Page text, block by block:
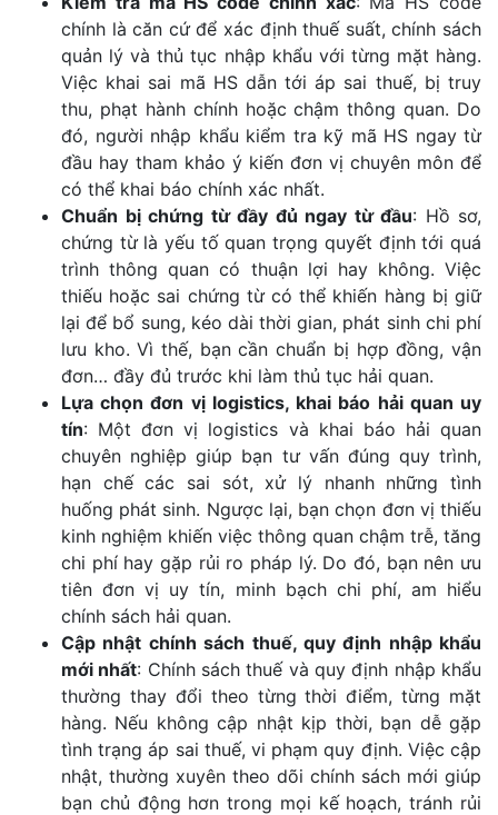
chính là căn cứ để xác định thuế suất, chính sách
quản lý và thủ tục nhập khẩu với từng mặt hàng.
Việc khai sai mã HS dẫn tới áp sai thuế, bị truy
thu, phạt hành chính hoặc chậm thông quan. Do
đó, người nhập khẩu kiểm tra kỹ mã HS ngay từ
đầu hay tham khảo ý kiến đơn vị chuyên môn để
có thể khai báo chính xác nhất.
Chuẩn bị chứng từ đầy đủ ngay từ đầu: Hồ sơ,
chứng từ là yếu tố quan trọng quyết định tới quá
trình thông quan có thuận lợi hay không. Việc
thiếu hoặc sai chứng từ có thể khiến hàng bị giữ
lại để bổ sung, kéo dài thời gian, phát sinh chi phí
lưu kho. Vì thế, bạn cần chuẩn bị hợp đồng, vận
đơn… đầy đủ trước khi làm thủ tục hải quan.
Lựa chọn đơn vị logistics, khai báo hải quan uy
tín: Một đơn vị logistics và khai báo hải quan
chuyên nghiệp giúp bạn tư vấn đúng quy trình,
hạn chế các sai sót, xử lý nhanh những tình
huống phát sinh. Ngược lại, bạn chọn đơn vị thiếu
kinh nghiệm khiến việc thông quan chậm trễ, tăng
chi phí hay gặp rủi ro pháp lý. Do đó, bạn nên ưu
tiên đơn vị uy tín, minh bạch chi phí, am hiểu
chính sách hải quan.
Cập nhật chính sách thuế, quy định nhập khẩu
mới nhất: Chính sách thuế và quy định nhập khẩu
thường thay đổi theo từng thời điểm, từng mặt
hàng. Nếu không cập nhật kịp thời, bạn dễ gặp
tình trạng áp sai thuế, vi phạm quy định. Việc cập
nhật, thường xuyên theo dõi chính sách mới giúp
bạn chủ động hơn trong mọi kế hoạch, tránh rủi